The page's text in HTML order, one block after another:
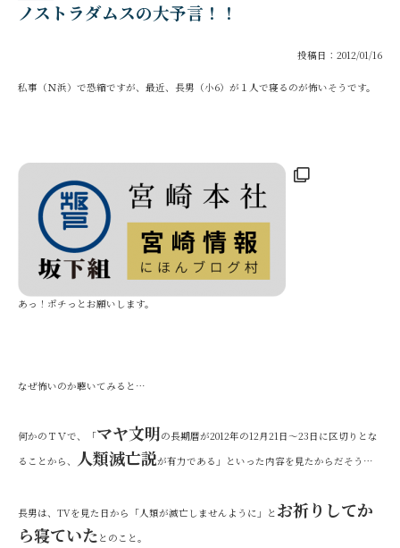
ノストラダムスの大予言！！
投稿日：2012/01/16
私事（Ｎ浜）で恐縮ですが、最近、長男（小6）が１人で寝るのが怖いそうです。
あっ！ポチっとお願いします。
なぜ怖いのか聴いてみると…
何かのＴＶで、「マヤ文明の長期暦が2012年の12月21日〜23日に区切りとな
ることから、
人類滅亡説が有力である」といった内容を見たからだそう…
長男は、TVを見た日から「人類が滅亡しませんように」と お祈りしてか
ら寝ていた とのこと。